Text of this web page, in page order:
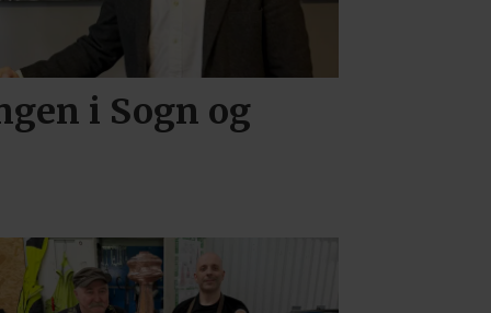
i Sogn og